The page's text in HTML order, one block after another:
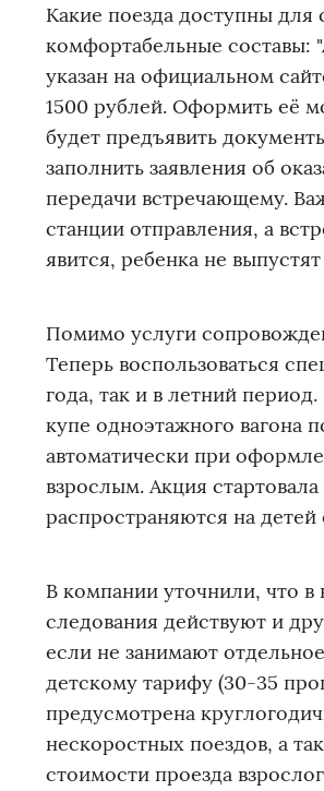
Какие поезда доступны
комфортабельные составы:
указан на официальном
1500 рублей. Оформить её
будет предъявить
заполнить заявления об
передачи встречающему.
станции отправления, а
явится, ребенка не выпустят
Помимо услуги
Теперь воспользоваться
года, так и в летний
купе одноэтажного вагона
автоматически при
взрослым. Акция
распространяются на
В компании уточнили, что
следования действуют и
если не занимают
детскому тарифу (30-35
предусмотрена
нескоростных поездов, а
стоимости проезда